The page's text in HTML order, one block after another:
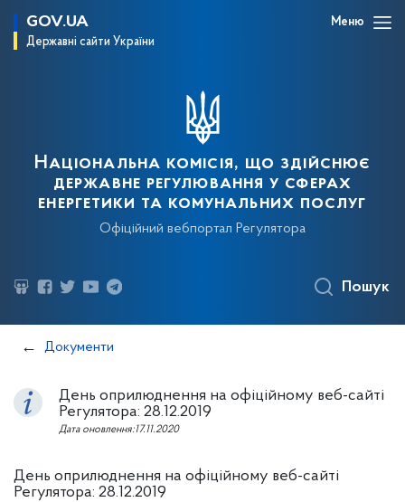
GOV.UA
Державні сайти України
Меню
Національна комісія, що здійснює
державне регулювання у сферах
енергетики та комунальних послуг
Офіційний вебпортал Регулятора
Пошук
Документи
День оприлюднення на офіційному веб-сайті
Регулятора: 28.12.2019
Дата оновлення:17.11.2020
День оприлюднення на офіційному веб-сайті
Регулятора: 28.12.2019